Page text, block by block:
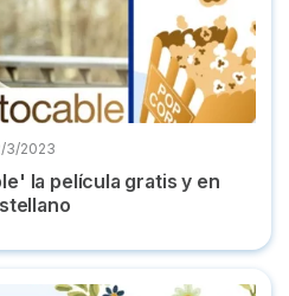
3/2023
la película gratis y en
la película en castellano